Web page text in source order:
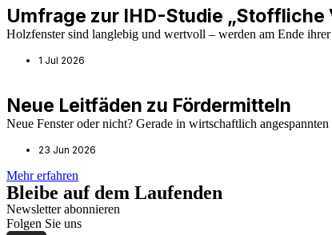
Umfrage zur IHD-Studie
Holzfenster sind langlebig und wertvoll – werden am Ende
1 Jul 2026
Neue Leitfäden zu Fördermitteln
Neue Fenster oder nicht? Gerade in wirtschaftlich
23 Jun 2026
Mehr erfahren
Bleibe auf dem Laufenden
Newsletter abonnieren
Folgen Sie uns